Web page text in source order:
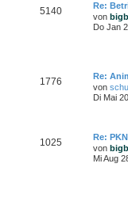
5140
Re:
von
Do Jan
1776
Re:
von
Di Mai
1025
Re:
von
Mi Aug